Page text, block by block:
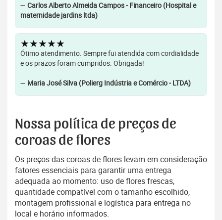
— Carlos Alberto Almeida Campos - Financeiro (Hospital e
maternidade jardins ltda)
★★★★★
Ótimo atendimento. Sempre fui atendida com cordialidade
e os prazos foram cumpridos. Obrigada!
— Maria José Silva (Polierg Indústria e Comércio - LTDA)
Nossa política de preços de
coroas de flores
Os preços das coroas de flores levam em consideração
fatores essenciais para garantir uma entrega
adequada ao momento: uso de flores frescas,
quantidade compatível com o tamanho escolhido,
montagem profissional e logística para entrega no
local e horário informados.